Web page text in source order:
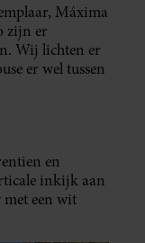
Máxima
zijn er
Wij lichten er
er wel tussen
en
inkijk aan
een wit